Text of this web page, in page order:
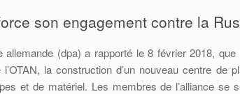
son engagement contre la
allemande (dpa) a rapporté le 8 février 2018,
la construction d’un nouveau centre de
et de matériel. Les membres de l’alliance se